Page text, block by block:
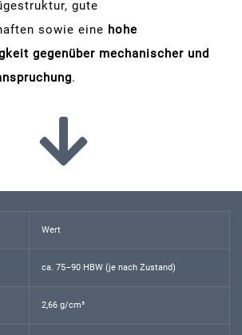
gute
sowie eine hohe
gegenüber mechanischer und
.
Wert
ca. 75–90 HBW (je nach Zustand)
2,66 g/cm³